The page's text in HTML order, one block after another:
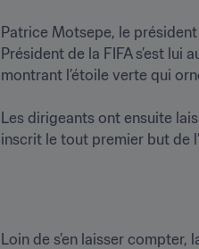
Patrice Motsepe, le président
Président de la FIFA s’est
montrant l’étoile verte qui
Les dirigeants ont ensuite
Loin de s’en laisser